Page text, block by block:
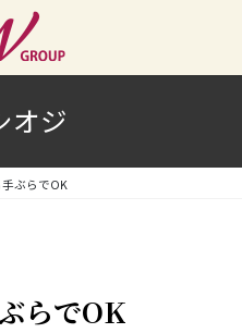
オジ
ぶらでOK
らでOK